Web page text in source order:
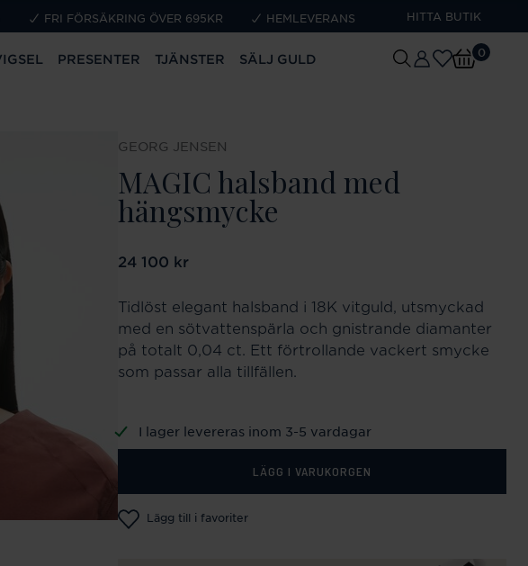
FRI FÖRSÄKRING ÖVER 695KR HEMLEVERANS HITTA BUTIK
PRESENTER TJÄNSTER SÄLJ GULD 0
GEORG JENSEN
MAGIC halsband med
hängsmycke
Pris:24 100 kr
24 100 kr
Tidlöst elegant halsband i 18K vitguld, utsmyckad
med en sötvattenspärla och gnistrande diamanter
på totalt 0,04 ct. Ett förtrollande vackert smycke
som passar alla tillfällen.
I lager levereras inom 3-5 vardagar
LÄGG I VARUKORGEN
Lägg till i favoriter